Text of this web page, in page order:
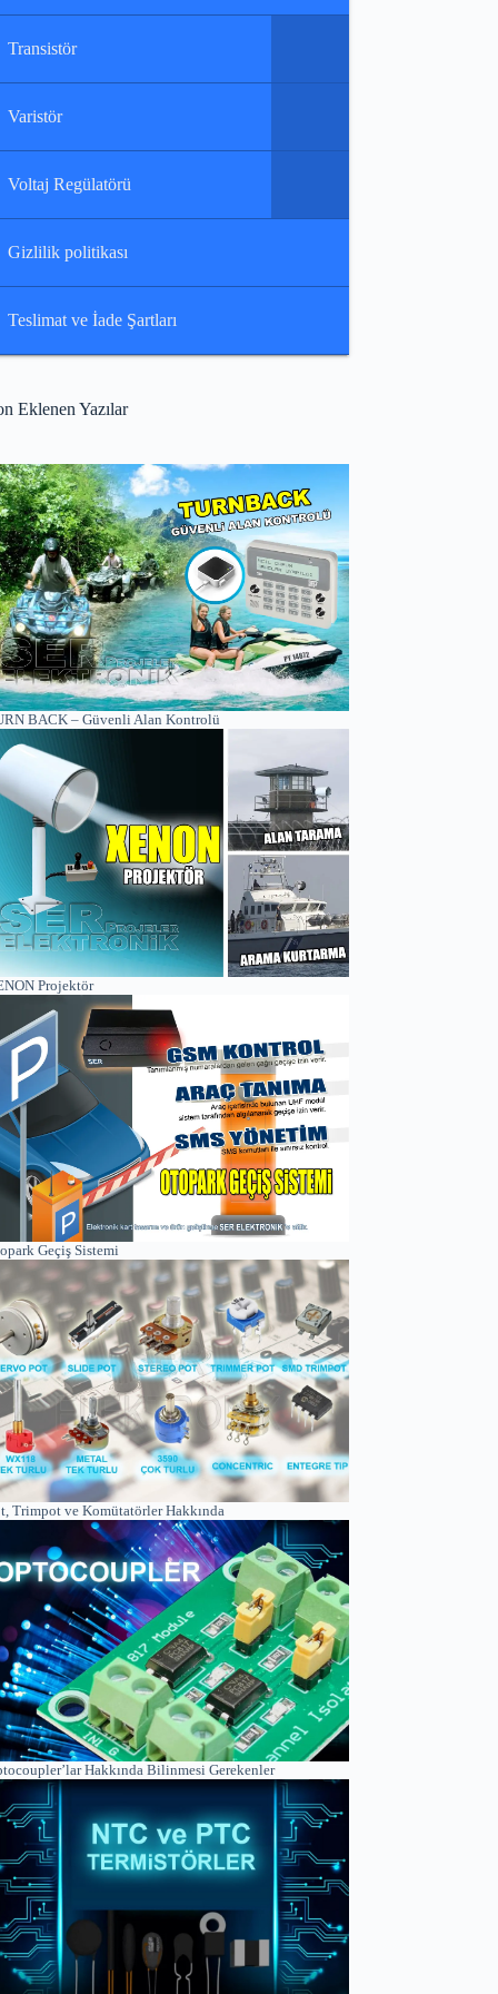
Transistör
Varistör
Voltaj Regülatörü
Gizlilik politikası
Teslimat ve İade Şartları
Eklenen Yazılar
BACK – Güvenli Alan Kontrolü
Projektör
Geçiş Sistemi
Trimpot ve Komütatörler Hakkında
Hakkında Bilinmesi Gerekenler